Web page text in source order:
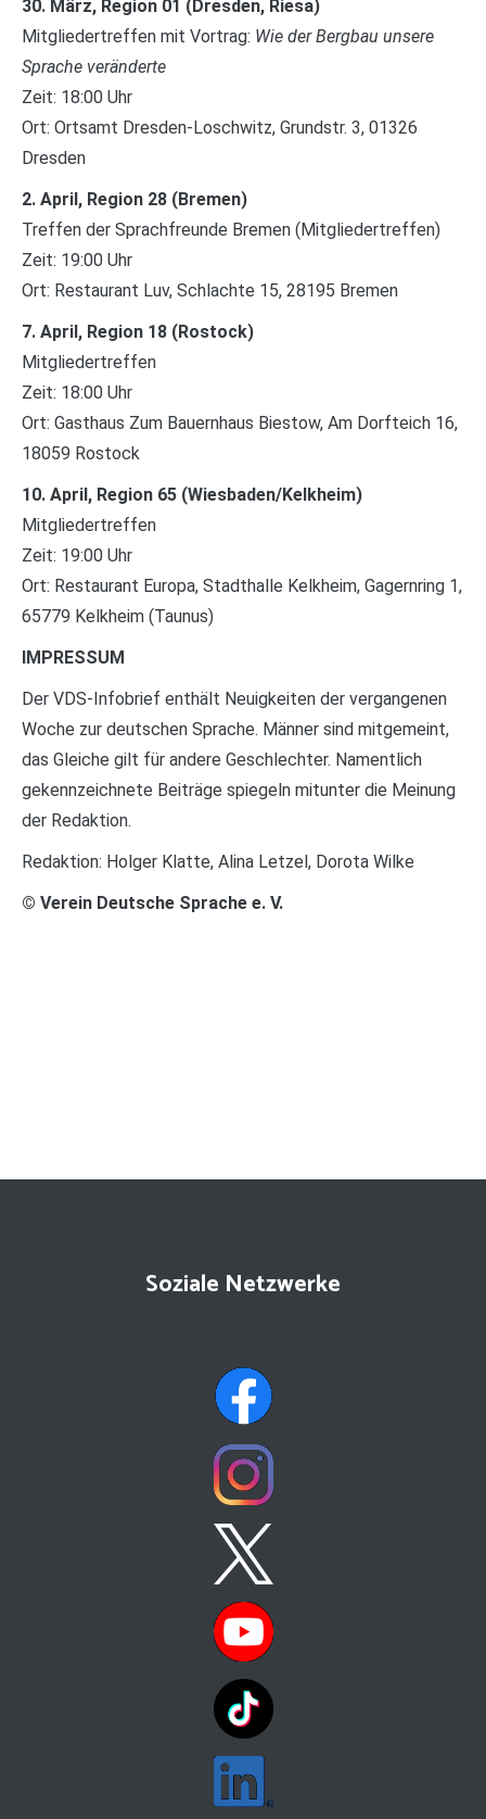
30. März, Region 01 (Dresden, Riesa)
Mitgliedertreffen mit Vortrag: Wie der Bergbau unsere
Sprache veränderte
Zeit: 18:00 Uhr
Ort: Ortsamt Dresden-Loschwitz, Grundstr. 3, 01326
Dresden
2. April, Region 28 (Bremen)
Treffen der Sprachfreunde Bremen (Mitgliedertreffen)
Zeit: 19:00 Uhr
Ort: Restaurant Luv, Schlachte 15, 28195 Bremen
7. April, Region 18 (Rostock)
Mitgliedertreffen
Zeit: 18:00 Uhr
Ort: Gasthaus Zum Bauernhaus Biestow, Am Dorfteich 16,
18059 Rostock
10. April, Region 65 (Wiesbaden/Kelkheim)
Mitgliedertreffen
Zeit: 19:00 Uhr
Ort: Restaurant Europa, Stadthalle Kelkheim, Gagernring 1,
65779 Kelkheim (Taunus)
IMPRESSUM
Der VDS-Infobrief enthält Neuigkeiten der vergangenen
Woche zur deutschen Sprache. Männer sind mitgemeint,
das Gleiche gilt für andere Geschlechter. Namentlich
gekennzeichnete Beiträge spiegeln mitunter die Meinung
der Redaktion.
Redaktion: Holger Klatte, Alina Letzel, Dorota Wilke
© Verein Deutsche Sprache e. V.
Soziale Netzwerke